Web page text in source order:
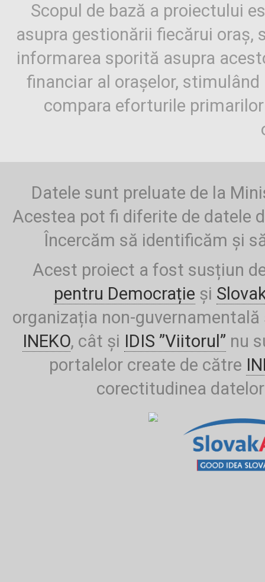
Scopul de bază a proiectului
asupra gestionării fiecărui oraș,
informarea sporită asupra
financiar al orașelor,
compara eforturile
Datele sunt preluate de la
Acestea pot fi diferite de datele
Încercăm să identificăm și
Acest proiect a fost susțiun
pentru Democrație și
organizația non-
INEKO, cât și IDIS ”Viitorul” nu
portalelor create de către
corectitudinea